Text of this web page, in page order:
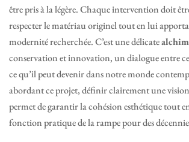
être pris à la légère. Chaque intervention doit
respecter le matériau originel tout en lui
modernité recherchée. C’est une délicate
conservation et innovation, un dialogue entre
ce qu’il peut devenir dans notre monde
abordant ce projet, définir clairement une
permet de garantir la cohésion esthétique tout
fonction pratique de la rampe pour des